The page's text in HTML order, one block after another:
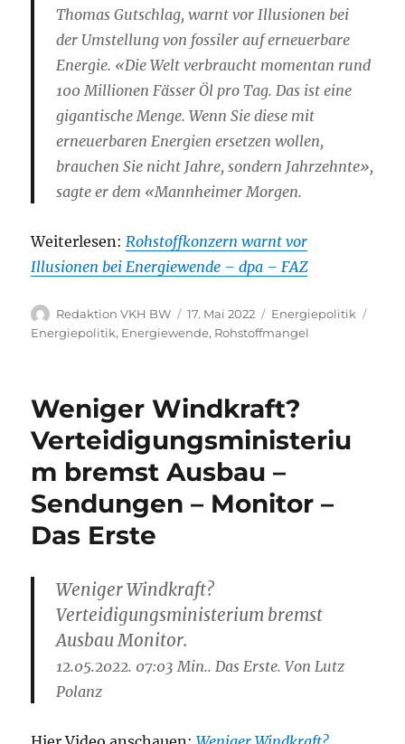
Thomas Gutschlag, warnt vor Illusionen bei
der Umstellung von fossiler auf erneuerbare
Energie. «Die Welt verbraucht momentan rund
100 Millionen Fässer Öl pro Tag. Das ist eine
gigantische Menge. Wenn Sie diese mit
erneuerbaren Energien ersetzen wollen,
brauchen Sie nicht Jahre, sondern Jahrzehnte»,
sagte er dem «Mannheimer Morgen.
Weiterlesen:Rohstoffkonzern warnt vor
Illusionen bei Energiewende – dpa – FAZ
Autor
Redaktion VKH BW
Veröffentlicht
am
17. Mai 2022 Kategorien
Energiepolitik
Energiepolitik, Energiewende, Rohstoffmangel
Weniger Windkraft?
Verteidigungsministeriu
m bremst Ausbau –
Sendungen – Monitor –
Das Erste
Weniger Windkraft?
Verteidigungsministerium bremst
Ausbau Monitor.
12.05.2022. 07:03 Min.. Das Erste. Von Lutz
Polanz